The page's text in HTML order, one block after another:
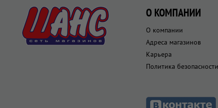
О КОМПАНИИ
О компании
Адреса магазинов
Карьера
Политика безопасности